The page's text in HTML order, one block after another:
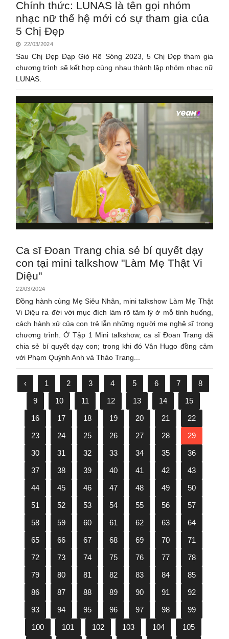
Chính thức: LUNAS là tên gọi nhóm
nhạc nữ thế hệ mới có sự tham gia của
5 Chị Đẹp
22/03/2024
Sau Chị Đẹp Đạp Gió Rẽ Sóng 2023, 5 Chị Đẹp tham gia
chương trình sẽ kết hợp cùng nhau thành lập nhóm nhạc nữ
LUNAS.
Ca sĩ Đoan Trang chia sẻ bí quyết dạy
con tại mini talkshow "Làm Mẹ Thật Vi
Diệu"
22/03/2024
Đồng hành cùng Mẹ Siêu Nhân, mini talkshow Làm Mẹ Thật
Vi Diệu ra đời với mục đích làm rõ tâm lý ở mỗ tình huống,
cách hành xử của con trẻ lẫn những người mẹ nghệ sĩ trong
chương trình. Ở Tập 1 Mini talkshow, ca sĩ Đoan Trang đã
chia sẻ bí quyết dạy con; trong khi đó Vân Hugo đồng cảm
với Phạm Quỳnh Anh và Thảo Trang...
‹ 1 2 3 4 5 6 7
8
9
10 11 12 13 14
15
16
17 18 19 20 21
22
23
24 25 26 27 28
29
30
31 32 33 34 35
36
37
38 39 40 41 42
43
44
45 46 47 48 49
50
51
52 53 54 55 56
57
58
59 60 61 62 63
64
65
66 67 68 69 70
71
72
73 74 75 76 77
78
79
80 81 82 83 84
85
86
87 88 89 90 91
92
93
94 95 96 97 98
99
100
101 102 103 104
105